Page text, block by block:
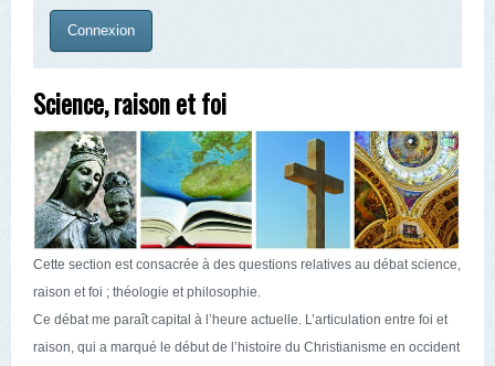
Science, raison et foi
Cette section est consacrée à des questions relatives au débat science,
raison et foi ; théologie et philosophie.
Ce débat me paraît capital à l’heure actuelle. L’articulation entre foi et
raison, qui a marqué le début de l’histoire du Christianisme en occident